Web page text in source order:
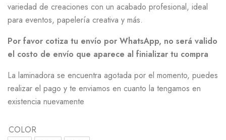
variedad de creaciones con un acabado profesional, ideal
para eventos, papelería creativa y más.
Por favor cotiza tu envío por WhatsApp, no será valido
el costo de envío que aparece al finializar tu compra
La laminadora se encuentra agotada por el momento, puedes
realizar el pago y te enviamos en cuanto la tengamos en
existencia nuevamente
COLOR